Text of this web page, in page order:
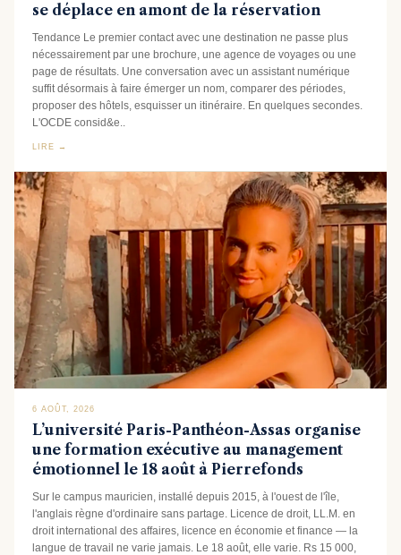
se déplace en amont de la réservation
Tendance Le premier contact avec une destination ne passe plus
nécessairement par une brochure, une agence de voyages ou une
page de résultats. Une conversation avec un assistant numérique
suffit désormais à faire émerger un nom, comparer des périodes,
proposer des hôtels, esquisser un itinéraire. En quelques secondes.
L'OCDE consid&e..
LIRE →
6 AOÛT, 2026
L’université Paris-Panthéon-Assas organise
une formation exécutive au management
émotionnel le 18 août à Pierrefonds
Sur le campus mauricien, installé depuis 2015, à l'ouest de l'île,
l'anglais règne d'ordinaire sans partage. Licence de droit, LL.M. en
droit international des affaires, licence en économie et finance — la
langue de travail ne varie jamais. Le 18 août, elle varie. Rs 15 000,